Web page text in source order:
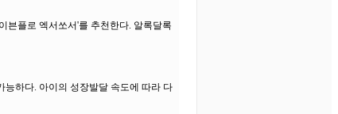
븐플로 엑서쏘서'를 추천한다. 알록달록
능하다. 아이의 성장발달 속도에 따라 다